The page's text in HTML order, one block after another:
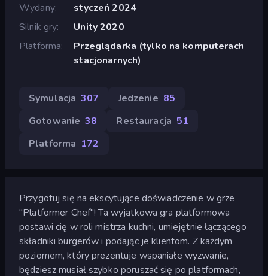
Wydany
styczeń 2024
Silnik gry
Unity 2020
Platforma
Przeglądarka (tylko na komputerach
stacjonarnych)
Symulacja 307 Jedzenie 85
Gotowanie 38 Restauracja 51
Platforma 172
Przygotuj się na ekscytujące doświadczenie w grze
"Platformer Chef"! Ta wyjątkowa gra platformowa
postawi cię w roli mistrza kuchni, umiejętnie łączącego
składniki burgerów i podając je klientom. Z każdym
poziomem, który prezentuje wspaniałe wyzwanie,
będziesz musiał szybko poruszać się po platformach,